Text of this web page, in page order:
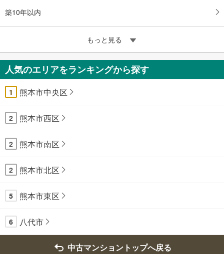
築10年以内
もっと見る
人気のエリアをランキングから探す
1 熊本市中央区
2 熊本市西区
2 熊本市南区
2 熊本市北区
5 熊本市東区
6 八代市
中古マンショントップへ戻る